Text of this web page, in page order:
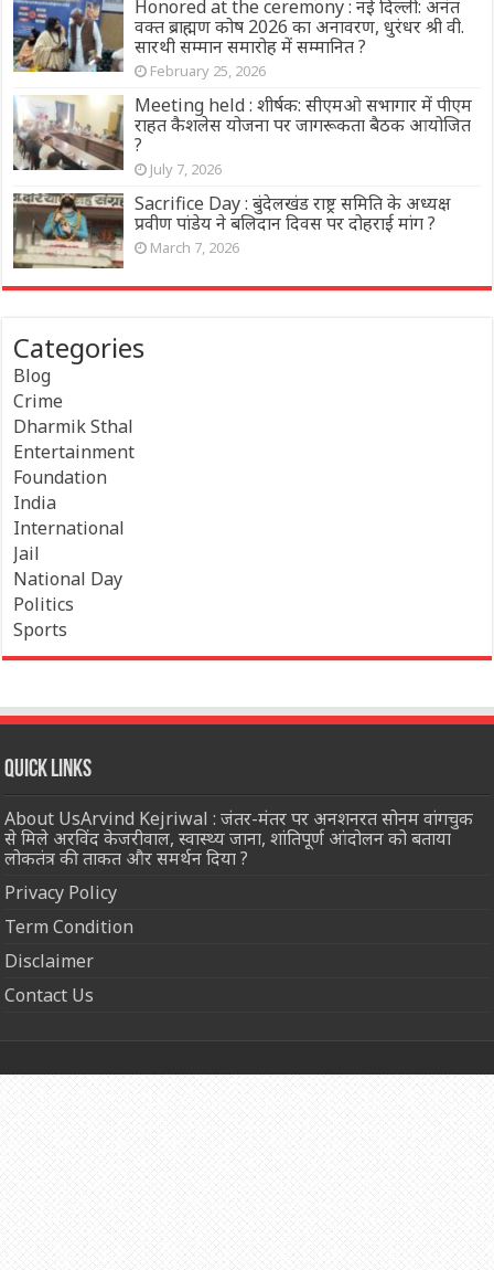
Honored at the ceremony : नई दिल्ली: अनंत
वक्त ब्राह्मण कोष 2026 का अनावरण, धुरंधर श्री वी.
सारथी सम्मान समारोह में सम्मानित ?
February 25, 2026
Meeting held : शीर्षक: सीएमओ सभागार में पीएम
राहत कैशलेस योजना पर जागरूकता बैठक आयोजित
?
July 7, 2026
Sacrifice Day : बुंदेलखंड राष्ट्र समिति के अध्यक्ष
प्रवीण पांडेय ने बलिदान दिवस पर दोहराई मांग ?
March 7, 2026
Categories
Blog
Crime
Dharmik Sthal
Entertainment
Foundation
India
International
Jail
National Day
Politics
Sports
Quick Links
About UsArvind Kejriwal : जंतर-मंतर पर अनशनरत सोनम वांगचुक
से मिले अरविंद केजरीवाल, स्वास्थ्य जाना, शांतिपूर्ण आंदोलन को बताया
लोकतंत्र की ताकत और समर्थन दिया ?
Privacy Policy
Term Condition
Disclaimer
Contact Us